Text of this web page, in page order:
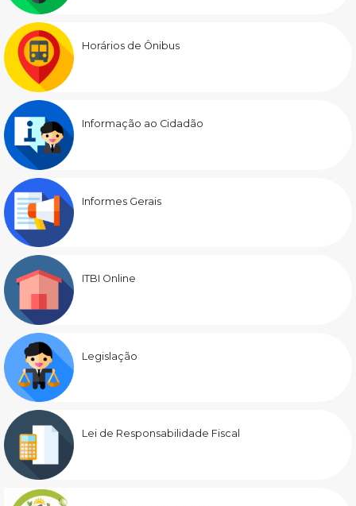
Horários de Ônibus
Informação ao Cidadão
Informes Gerais
ITBI Online
Legislação
Lei de Responsabilidade Fiscal